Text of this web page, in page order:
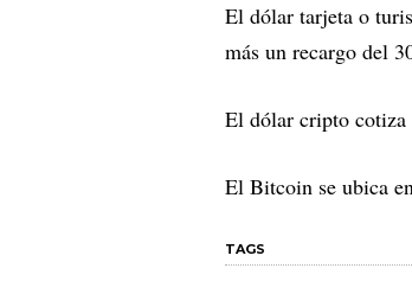
El dólar tarjeta o
más un recargo del
El dólar cripto cotiza
El Bitcoin se ubica
TAGS